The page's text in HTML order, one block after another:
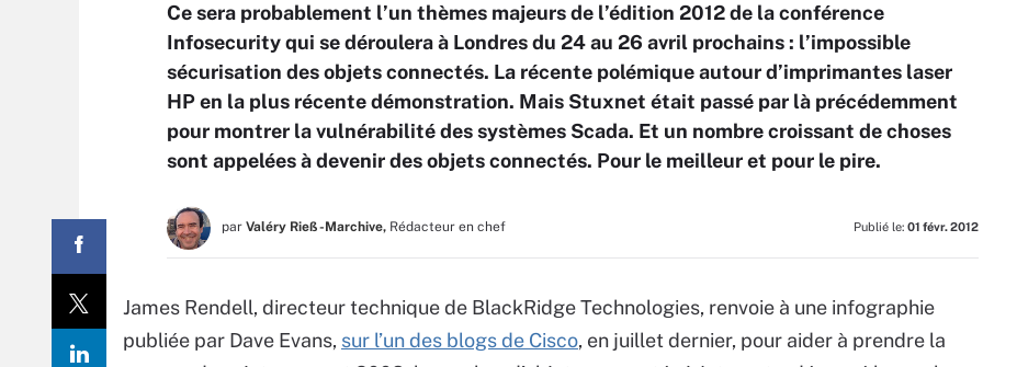
Ce sera probablement l’un thèmes majeurs de l’édition 2012 de la conférence
Infosecurity qui se déroulera à Londres du 24 au 26 avril prochains : l’impossible
sécurisation des objets connectés. La récente polémique autour d’imprimantes laser
HP en la plus récente démonstration. Mais Stuxnet était passé par là précédemment
pour montrer la vulnérabilité des systèmes Scada. Et un nombre croissant de choses
sont appelées à devenir des objets connectés. Pour le meilleur et pour le pire.
par Valéry Rieß-Marchive, Rédacteur en chef Publié le: 01 févr. 2012
James Rendell, directeur technique de BlackRidge Technologies, renvoie à une infographie
publiée par Dave Evans, sur l’un des blogs de Cisco, en juillet dernier, pour aider à prendre la